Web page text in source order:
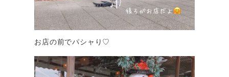
お店の前でパシャり♡